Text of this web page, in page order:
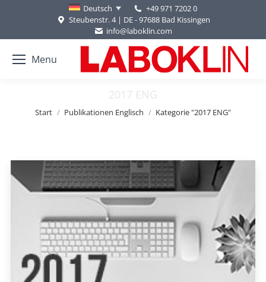
Deutsch
+49 971 7202 0
Steubenstr. 4 | DE - 97688 Bad Kissingen
info@laboklin.com
Menu
2017 ENG
Sie befinden sich hier:
Start Publikationen Englisch Kategorie "2017 ENG"